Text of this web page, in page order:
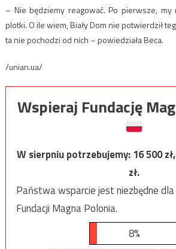
– Nie będziemy reagować. Po pierwsze,
plotki. O ile wiem, Biały Dom nie potwierdził
ta nie pochodzi od nich – powiedziała Beca.
/unian.ua/
Wspieraj Fundację
W sierpniu potrzebujemy:16 500
zł.
Państwa wsparcie jest niezbędne
Fundacji Magna Polonia.
8%